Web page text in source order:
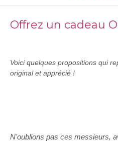
Offrez un cadeau
Voici quelques propositions qui
original et apprécié !
N'oublions pas ces messieurs,